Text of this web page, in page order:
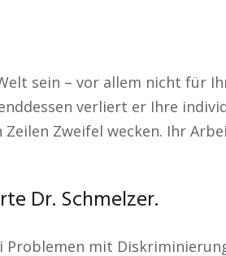
sein – vor allem nicht für
verliert er Ihre
Zweifel wecken. Ihr
Dr. Schmelzer.
mit